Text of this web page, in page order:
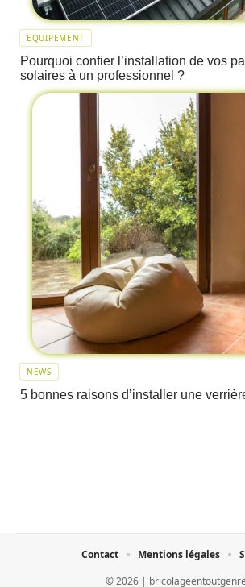
EQUIPEMENT
Pourquoi confier l’installation de vos
solaires à un professionnel ?
NEWS
5 bonnes raisons d’installer une
© 2026 |
Contact Mentions légales